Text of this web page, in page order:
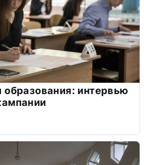
образования: интервью